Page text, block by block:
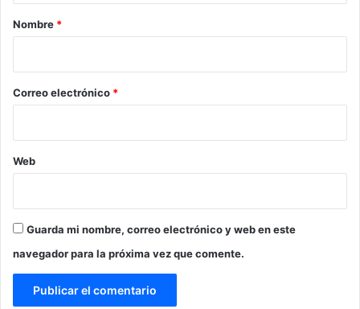
r
*
Nombre *
Correo electrónico *
Web
Guarda mi nombre, correo electrónico y web en este
navegador para la próxima vez que comente.